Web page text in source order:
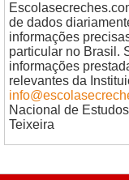
de dados
informações
particular no Brasil.
informações
relevantes da
Nacional de
Teixeira